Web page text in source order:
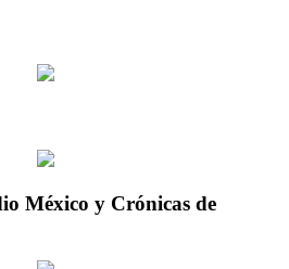
México y Crónicas de